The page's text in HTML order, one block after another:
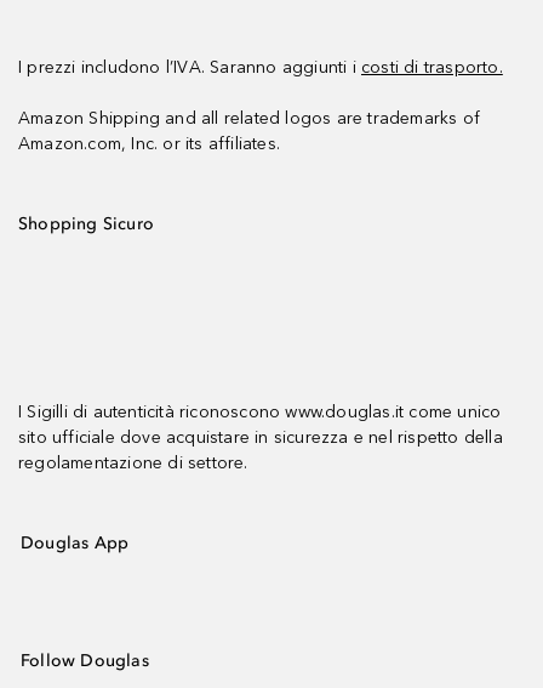
I prezzi includono l’IVA. Saranno aggiunti i costi di trasporto.
Amazon Shipping and all related logos are trademarks of
Amazon.com, Inc. or its affiliates.
Shopping Sicuro
I Sigilli di autenticità riconoscono www.douglas.it come unico
sito ufficiale dove acquistare in sicurezza e nel rispetto della
regolamentazione di settore.
Douglas App
Follow Douglas